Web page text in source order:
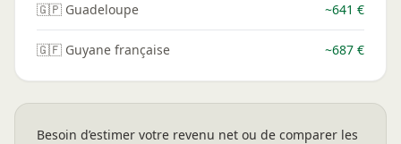
🇬🇵 Guadeloupe ~641 €
🇬🇫 Guyane française ~687 €
Besoin d’estimer votre revenu net ou de comparer les